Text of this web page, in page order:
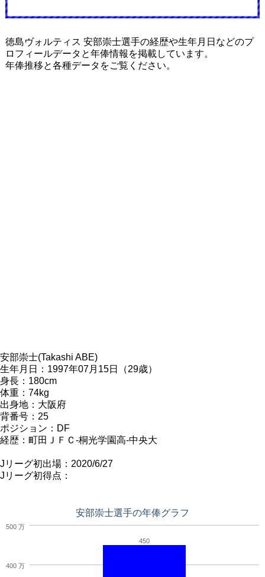
徳島ヴォルティス 安部崇士選手の経歴や生年月日などのプ
ロフィールデータと年俸情報を掲載しています。
年俸推移と各種データをご覧ください。
安部崇士(Takashi ABE)
生年月日：1997年07月15日（29歳）
身長：180cm
体重：74kg
出身地：大阪府
背番号：25
ポジション：DF
経歴：町田ＪＦＣ-桐光学園高-中央大
Jリーグ初出場：2020/6/27
Jリーグ初得点：
安部崇士選手の年俸グラフ
450
400 万
500 万